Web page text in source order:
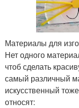
Простые
Поделки для
Материалы для
Нет одного
чтоб сделать
самый различный
искусственный
относят: